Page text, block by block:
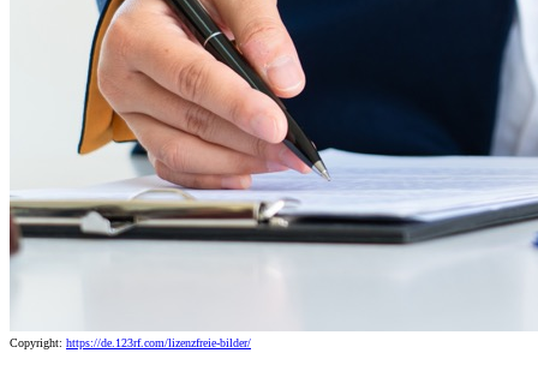
Copyright: https://de.123rf.com/lizenzfreie-bilder/